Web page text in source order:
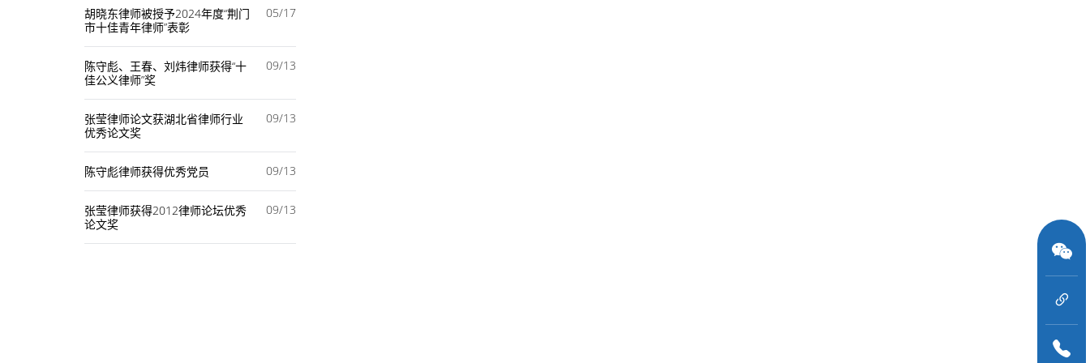
胡晓东律师被授予2024年度“荆门
市十佳青年律师”表彰
05/17
陈守彪、王春、刘炜律师获得“十
佳公义律师”奖
09/13
张莹律师论文获湖北省律师行业
优秀论文奖
09/13
陈守彪律师获得优秀党员 09/13
张莹律师获得2012律师论坛优秀
论文奖
09/13